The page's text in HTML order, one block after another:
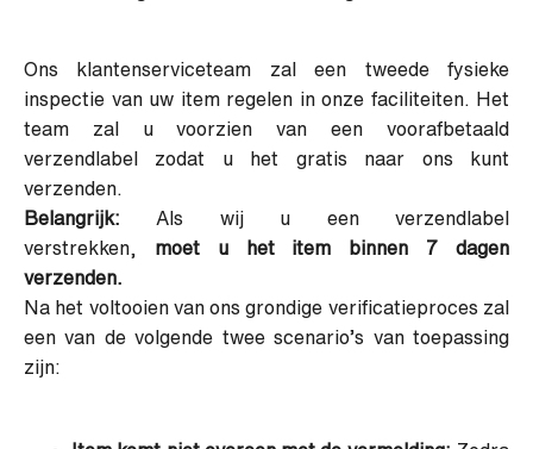
Ons klantenserviceteam zal een tweede fysieke
inspectie van uw item regelen in onze faciliteiten. Het
team zal u voorzien van een voorafbetaald
verzendlabel zodat u het gratis naar ons kunt
verzenden.
Belangrijk: Als wij u een verzendlabel
verstrekken, moet u het item binnen 7 dagen
verzenden.
Na het voltooien van ons grondige verificatieproces zal
een van de volgende twee scenario’s van toepassing
zijn: